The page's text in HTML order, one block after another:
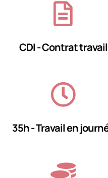
CDI - Contrat travail
35h - Travail en